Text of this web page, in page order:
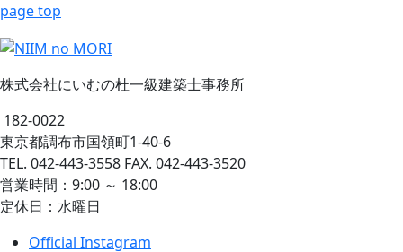
page top
株式会社にいむの杜一級建築士事務所
182-0022
東京都調布市国領町1-40-6
TEL. 042-443-3558 FAX. 042-443-3520
営業時間：9:00 ～ 18:00
定休日：水曜日
Official Instagram